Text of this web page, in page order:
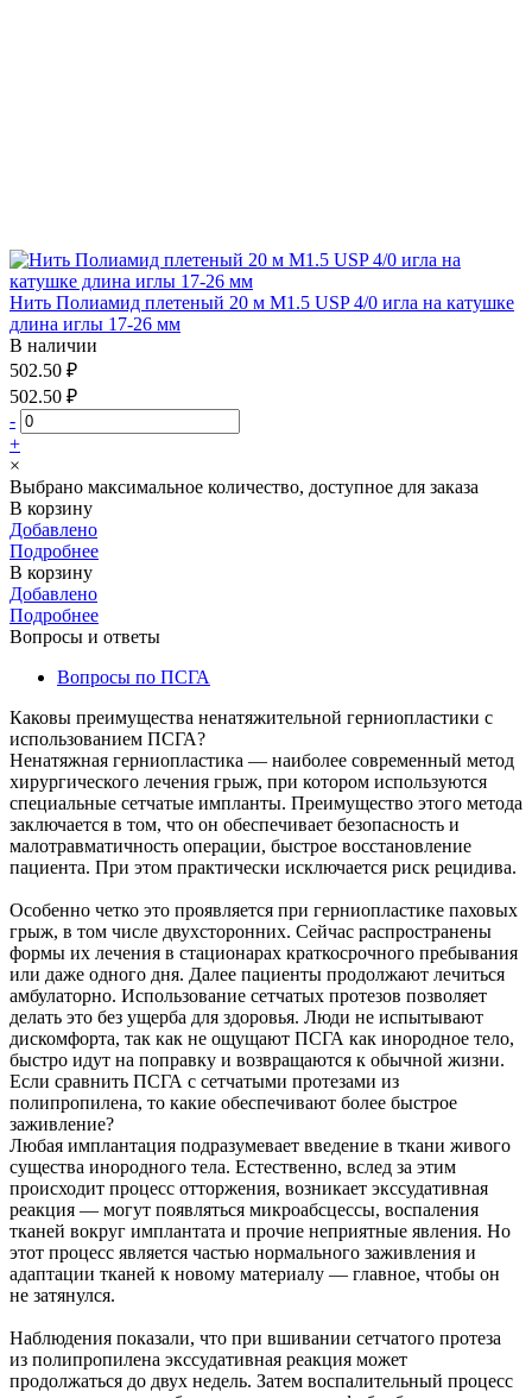
Нить Полиамид плетеный 20 м М1.5 USP 4/0 игла на катушке
длина иглы 17-26 мм
В наличии
502.50 ₽
502.50 ₽
-
+
×
Выбрано максимальное количество, доступное для заказа
В корзину
Добавлено
Подробнее
В корзину
Добавлено
Подробнее
Вопросы и ответы
Вопросы по ПСГА
Каковы преимущества ненатяжительной герниопластики с
использованием ПСГА?
Ненатяжная герниопластика — наиболее современный метод
хирургического лечения грыж, при котором используются
специальные сетчатые импланты. Преимущество этого метода
заключается в том, что он обеспечивает безопасность и
малотравматичность операции, быстрое восстановление
пациента. При этом практически исключается риск рецидива.
Особенно четко это проявляется при герниопластике паховых
грыж, в том числе двухсторонних. Сейчас распространены
формы их лечения в стационарах краткосрочного пребывания
или даже одного дня. Далее пациенты продолжают лечиться
амбулаторно. Использование сетчатых протезов позволяет
делать это без ущерба для здоровья. Люди не испытывают
дискомфорта, так как не ощущают ПСГА как инородное тело,
быстро идут на поправку и возвращаются к обычной жизни.
Если сравнить ПСГА с сетчатыми протезами из
полипропилена, то какие обеспечивают более быстрое
заживление?
Любая имплантация подразумевает введение в ткани живого
существа инородного тела. Естественно, вслед за этим
происходит процесс отторжения, возникает экссудативная
реакция — могут появляться микроабсцессы, воспаления
тканей вокруг имплантата и прочие неприятные явления. Но
этот процесс является частью нормального заживления и
адаптации тканей к новому материалу — главное, чтобы он
не затянулся.
Наблюдения показали, что при вшивании сетчатого протеза
из полипропилена экссудативная реакция может
продолжаться до двух недель. Затем воспалительный процесс